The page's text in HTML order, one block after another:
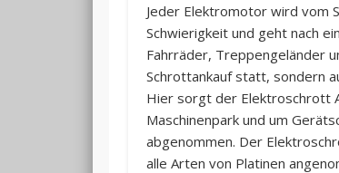
Jeder Elektromotor wird vom
Schwierigkeit und geht nach
Fahrräder, Treppengeländer
Schrottankauf statt, sondern
Hier sorgt der Elektroschrott
Maschinenpark und um
abgenommen. Der
alle Arten von Platinen